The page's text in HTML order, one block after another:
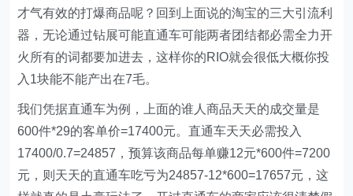
才气有效的打爆商品呢？回到上面说的淘宝的三大引流利
器，无论通过钻展可能直通车可能两者团结都必需全力开
火所有的词都要加进去，这样你的RIO就会很低大概你投
入1块能不能产出在7毛。
我们凭据直通车为例，上面的谁人商品天天的成交量是
600件*29的客单价=17400元。直通车天天必需投入
17400/0.7=24857，预算该商品每单赚12元*600件=7200
元，则天天的直通车吃亏为24857-12*600=17657元，这